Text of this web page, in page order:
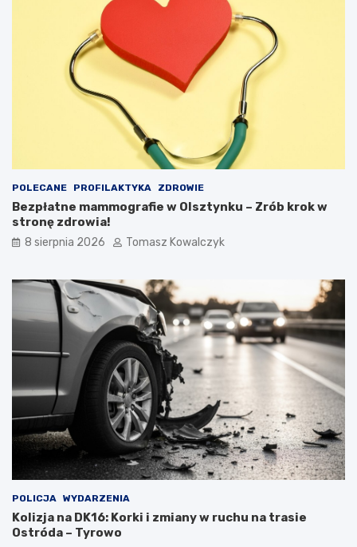
POLECANE PROFILAKTYKA ZDROWIE
Bezpłatne mammografie w Olsztynku – Zrób krok w
stronę zdrowia!
8 sierpnia 2026 Tomasz Kowalczyk
POLICJA WYDARZENIA
Kolizja na DK16: Korki i zmiany w ruchu na trasie
Ostróda – Tyrowo